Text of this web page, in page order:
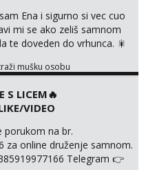
sam Ena i sigurno si vec cuo
mi se ako zeliš samnom
te doveden do vrhunca. 🎇
Radim samo ONLINE I
mušku osobu
S LICEM🔥
VIDEO
porukom na br.
za online druženje samnom.
Telegram 👉